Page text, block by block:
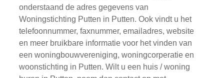
onderstaand de adres gegevens van
Woningstichting Putten in Putten. Ook vindt u het
telefoonnummer, faxnummer, emailadres, website
en meer bruikbare informatie voor het vinden van
een woningbouwvereniging, woningcorperatie en
woonstichting in Putten. Wilt u een huis / woning